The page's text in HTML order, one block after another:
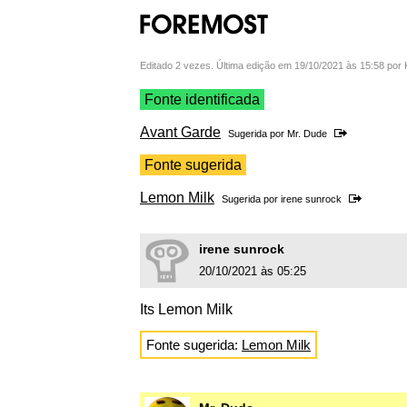
Editado 2 vezes. Última edição em 19/10/2021 às 15:58 por
Fonte identificada
Avant Garde Sugerida por Mr. Dude
Fonte sugerida
Lemon Milk Sugerida por irene sunrock
irene sunrock
20/10/2021 às 05:25
Its Lemon Milk
Fonte sugerida: Lemon Milk